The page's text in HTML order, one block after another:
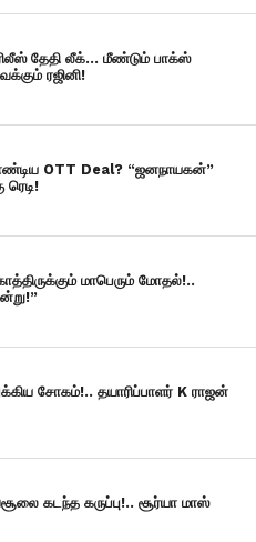
தேதி லீக்… மீண்டும் பாக்ஸ்
ரஜினி!
OTT Deal? “ஜனநாயகன்”
ரெடி!
மாபெரும் மோதல்!..
சோகம்!.. தயாரிப்பாளர் K ராஜன்
கடந்த கருப்பு!.. சூர்யா மாஸ்